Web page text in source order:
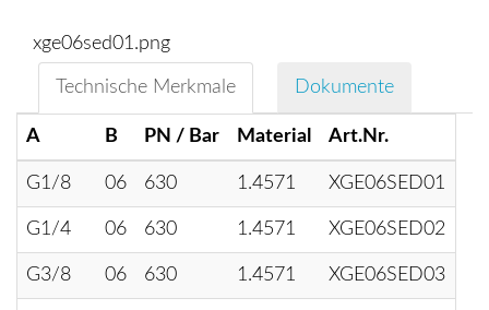
xge06sed01.png
Technische Merkmale Dokumente
A B PN / Bar Material Art.Nr.
G1/8 06 630 1.4571 XGE06SED01
G1/4 06 630 1.4571 XGE06SED02
G3/8 06 630 1.4571 XGE06SED03